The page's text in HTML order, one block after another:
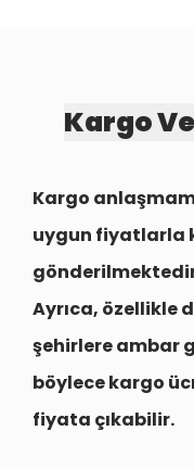
Kargo
Kargo
uygun fiyatlarla
Ayrıca, özellikle
şehirlereambar
böylece kargo
fiyata çıkabilir.